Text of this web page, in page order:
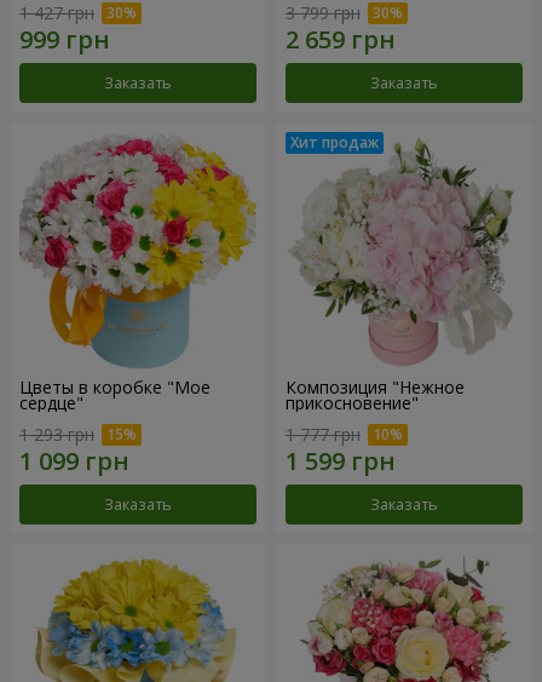
1 427 грн
Заказать
3 799 грн
Заказать
Цветы в коробке "Мое
сердце"
1 293 грн
Заказать
Композиция "Нежное
прикосновение"
1 777 грн
Заказать